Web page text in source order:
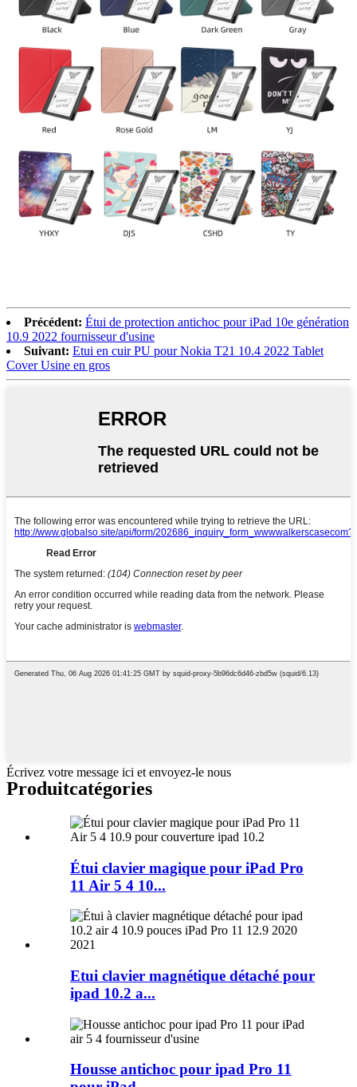
Précédent: Étui de protection antichoc pour iPad 10e génération
10.9 2022 fournisseur d'usine
Suivant: Etui en cuir PU pour Nokia T21 10.4 2022 Tablet
Cover Usine en gros
Écrivez votre message ici et envoyez-le nous
Produitcatégories
Étui clavier magique pour iPad Pro
11 Air 5 4 10...
Etui clavier magnétique détaché pour
ipad 10.2 a...
Housse antichoc pour ipad Pro 11